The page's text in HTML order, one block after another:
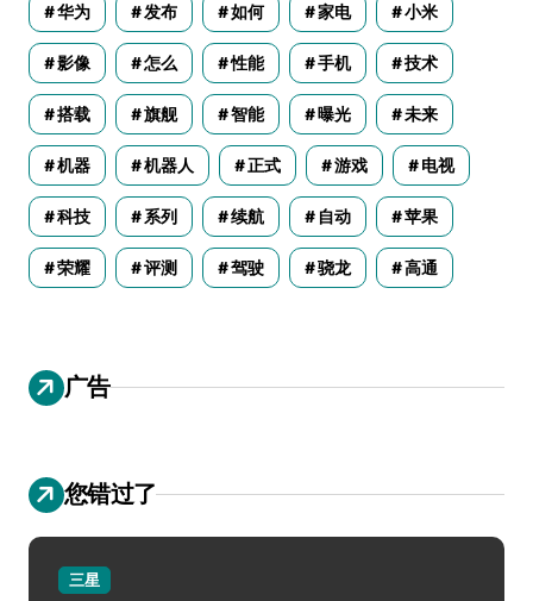
华为 发布 如何 家电 小米
影像 怎么 性能 手机 技术
搭载 旗舰 智能 曝光 未来
机器 机器人 正式 游戏 电视
科技 系列 续航 自动 苹果
荣耀 评测 驾驶 骁龙 高通
广告
您错过了
三星